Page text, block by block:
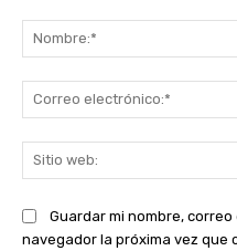
Guardar mi nombre,
navegador la próxima vez que